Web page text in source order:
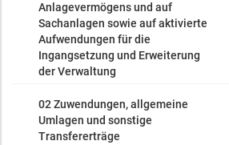
Anlagevermögens und auf
Sachanlagen sowie auf aktivierte
Aufwendungen für die
Ingangsetzung und Erweiterung
der Verwaltung
02 Zuwendungen, allgemeine
Umlagen und sonstige
Transfererträge